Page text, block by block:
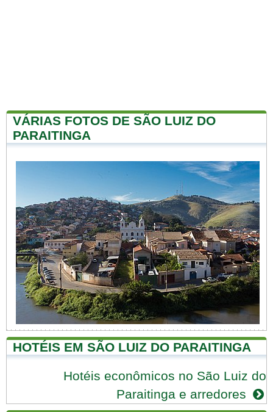
VÁRIAS FOTOS DE SÃO LUIZ DO
PARAITINGA
HOTÉIS EM SÃO LUIZ DO PARAITINGA
Hotéis econômicos no São Luiz do
Paraitinga e arredores